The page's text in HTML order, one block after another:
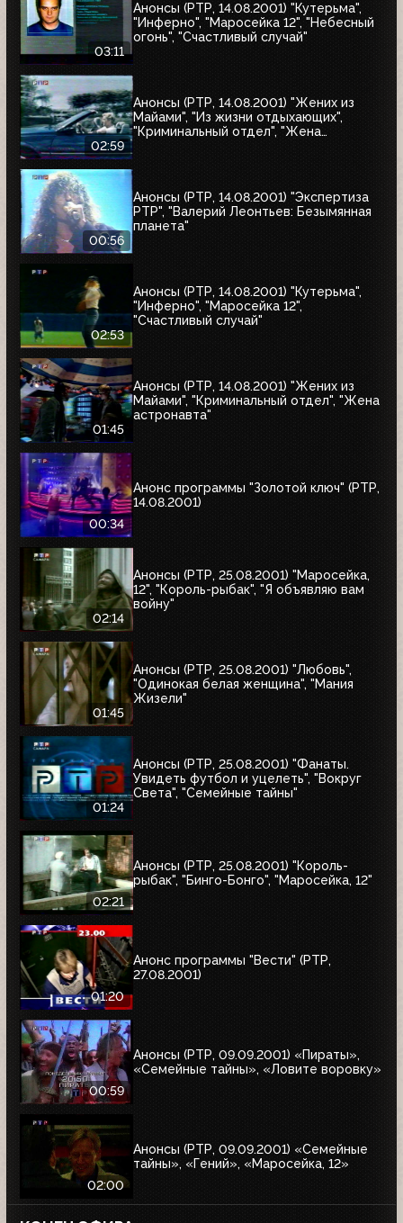
03:11
Анонсы (РТР, 14.08.2001) "Кутерьма",
"Инферно", "Маросейка 12", "Небесный
огонь", "Счастливый случай"
02:59
Анонсы (РТР, 14.08.2001) "Жених из
Майами", "Из жизни отдыхающих",
"Криминальный отдел", "Жена
00:56
Анонсы (РТР, 14.08.2001) "Экспертиза
РТР", "Валерий Леонтьев: Безымянная
планета"
02:53
Анонсы (РТР, 14.08.2001) "Кутерьма",
"Инферно", "Маросейка 12",
"Счастливый случай"
01:45
Анонсы (РТР, 14.08.2001) "Жених из
Майами", "Криминальный отдел", "Жена
астронавта"
00:34
Анонс программы "Золотой ключ" (РТР,
14.08.2001)
02:14
Анонсы (РТР, 25.08.2001) "Маросейка,
12", "Король-рыбак", "Я объявляю вам
войну"
01:45
Анонсы (РТР, 25.08.2001) "Любовь",
"Одинокая белая женщина", "Мания
Жизели"
01:24
Анонсы (РТР, 25.08.2001) "Фанаты.
Увидеть футбол и уцелеть", "Вокруг
Света", "Семейные тайны"
02:21
Анонсы (РТР, 25.08.2001) "Король-
рыбак", "Бинго-Бонго", "Маросейка, 12"
01:20
Анонс программы "Вести" (РТР,
27.08.2001)
00:59
Анонсы (РТР, 09.09.2001) «Пираты»,
«Семейные тайны», «Ловите воровку»
02:00
Анонсы (РТР, 09.09.2001) «Семейные
тайны», «Гений», «Маросейка, 12»